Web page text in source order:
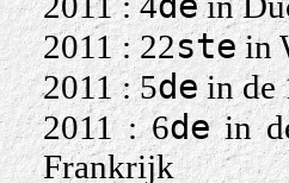
2011 : 22stein
2011 : 5dein de
2011 : 6dein
Frankrijk